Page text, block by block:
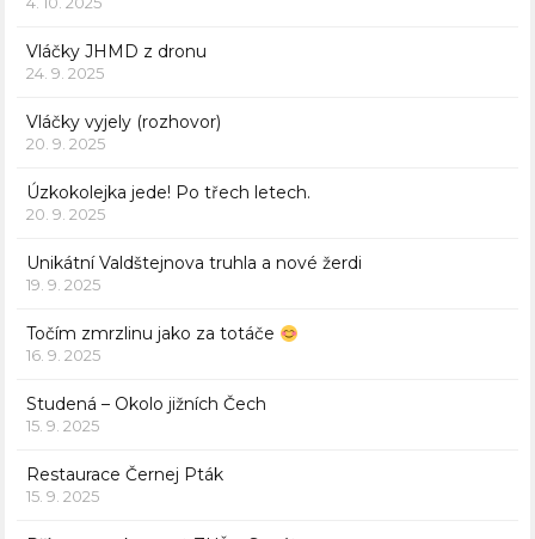
Vláčky JHMD z dronu
24. 9. 2025
Vláčky vyjely (rozhovor)
20. 9. 2025
Úzkokolejka jede! Po třech letech.
20. 9. 2025
Unikátní Valdštejnova truhla a nové žerdi
19. 9. 2025
Točím zmrzlinu jako za totáče
16. 9. 2025
Studená – Okolo jižních Čech
15. 9. 2025
Restaurace Černej Pták
15. 9. 2025